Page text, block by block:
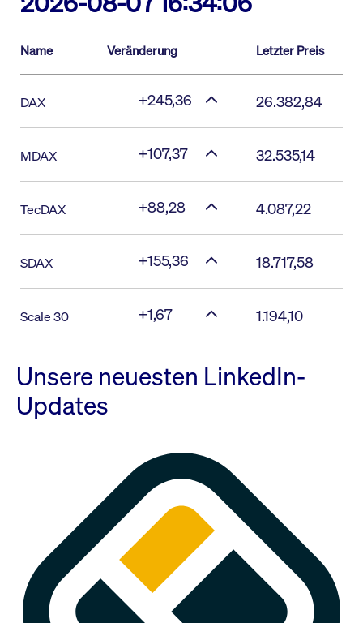
Name Veränderung Letzter Preis
DAX +245,36 26.382,84
MDAX +107,37 32.535,14
TecDAX +88,28 4.087,22
SDAX +155,36 18.717,58
Scale 30 +1,67 1.194,10
Unsere neuesten LinkedIn-
Updates